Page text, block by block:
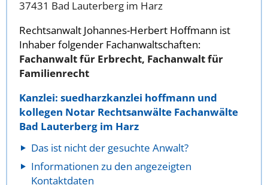
37431 Bad Lauterberg im Harz
Rechtsanwalt Johannes-Herbert Hoffmann ist
Inhaber folgender Fachanwaltschaften:
Fachanwalt für Erbrecht, Fachanwalt für
Familienrecht
Kanzlei: suedharzkanzlei hoffmann und
kollegen Notar Rechtsanwälte Fachanwälte
Bad Lauterberg im Harz
Das ist nicht der gesuchte Anwalt?
Informationen zu den angezeigten
Kontaktdaten